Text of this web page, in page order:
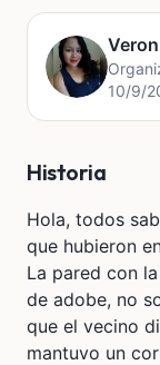
10/9/
Historia
Hola, todos
que hubieron
La pared con
de adobe, no
que el vecino
mantuvo un